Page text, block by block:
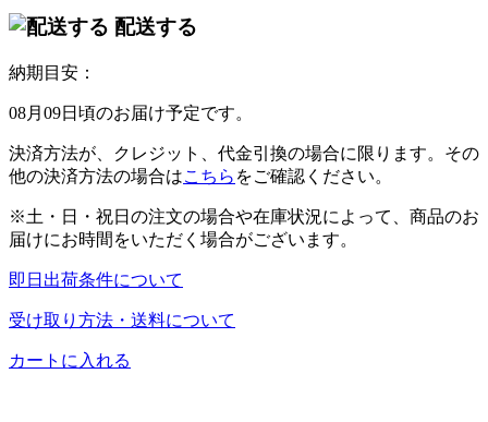
配送する
納期目安：
08月09日頃のお届け予定です。
決済方法が、クレジット、代金引換の場合に限ります。その
他の決済方法の場合はこちら をご確認ください。
※土・日・祝日の注文の場合や在庫状況によって、商品のお
届けにお時間をいただく場合がございます。
即日出荷条件について
受け取り方法・送料について
カートに入れる